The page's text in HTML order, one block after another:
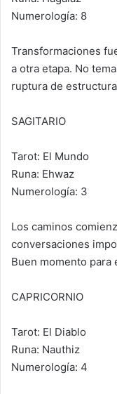
Numerología: 8
Transformaciones
a otra etapa. No
ruptura de
SAGITARIO
Tarot: El Mundo
Runa: Ehwaz
Numerología: 3
Los caminos
conversaciones
Buen momento para
CAPRICORNIO
Tarot: El Diablo
Runa: Nauthiz
Numerología: 4